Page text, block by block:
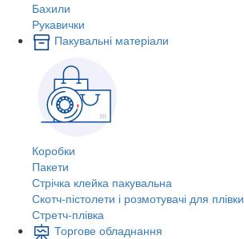
Бахили
Рукавички
Пакувальні матеріали
Коробки
Пакети
Стрічка клейка пакувальна
Скотч-пістолети і розмотувачі для плівки
Стретч-плівка
Торгове обладнання